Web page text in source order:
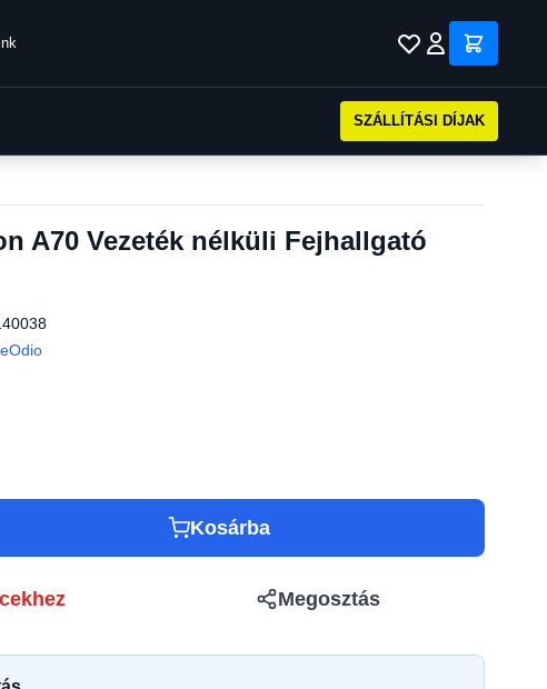
SZÁLLÍTÁSI DÍJAK
A70 Vezeték nélküli Fejhallgató
Kosárba
Megosztás